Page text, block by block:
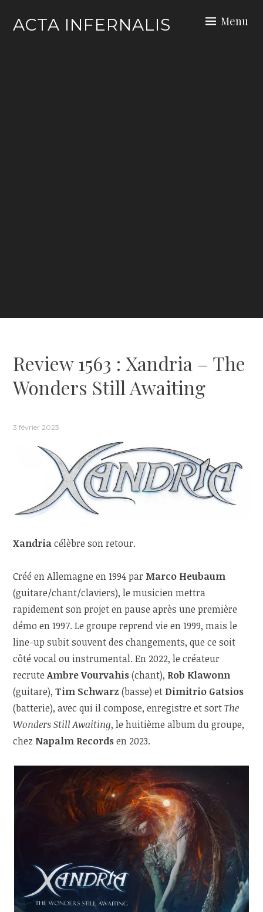
ACTA INFERNALIS Menu
Review 1563 : Xandria – The
Wonders Still Awaiting
3 février 2023
Xandriacélèbre son retour.
Créé en Allemagne en 1994 par Marco Heubaum
(guitare/chant/claviers), le musicien mettra
rapidement son projet en pause après une première
démo en 1997. Le groupe reprend vie en 1999, mais le
line-up subit souvent des changements, que ce soit
côté vocal ou instrumental. En 2022, le créateur
recruteAmbre Vourvahis(chant), Rob Klawonn
(guitare),Tim Schwarz (basse) et Dimitrio Gatsios
(batterie), avec qui il compose, enregistre et sortThe
Wonders Still Awaiting, le huitième album du groupe,
chez Napalm Recordsen 2023.